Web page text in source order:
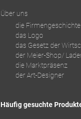
Über uns
die Firmengeschichte
das Logo
das Gesetz der
der Meier-Shop/
die Marktpräsenz
der Art-Designer
Häufig gesuchte